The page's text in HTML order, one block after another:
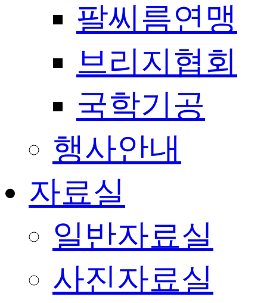
팔씨름연맹
브리지협회
국학기공
행사안내
자료실
일반자료실
사진자료실